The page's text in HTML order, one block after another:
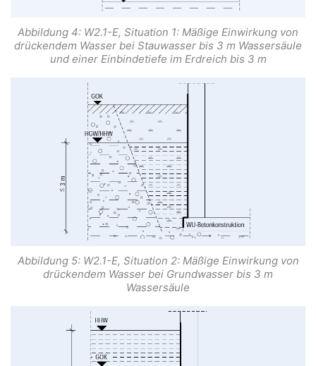
Abbildung 4: W2.1-E, Situation 1: Mäßige Einwirkung von
drückendem Wasser bei Stauwasser bis 3 m Wassersäule
und einer Einbindetiefe im Erdreich bis 3 m
Abbildung 5: W2.1-E, Situation 2: Mäßige Einwirkung von
drückendem Wasser bei Grundwasser bis 3 m
Wassersäule